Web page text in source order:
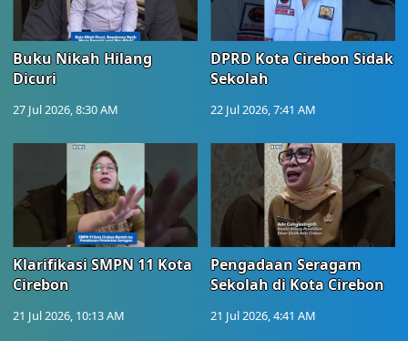
Buku Nikah Hilang
Dicuri
27 Jul 2026, 8:30 AM
DPRD Kota Cirebon Sidak
Sekolah
22 Jul 2026, 7:41 AM
Klarifikasi SMPN 11 Kota
Cirebon
21 Jul 2026, 10:13 AM
Pengadaan Seragam
Sekolah di Kota Cirebon
21 Jul 2026, 4:41 AM